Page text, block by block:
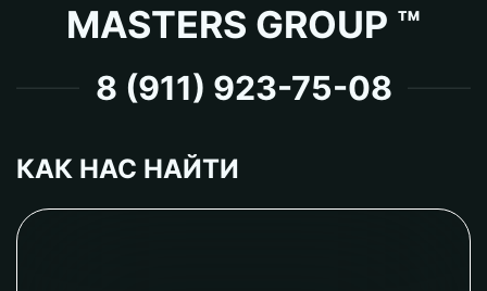
MASTERS GROUP ™
8 (911) 923-75-08
КАК НАС НАЙТИ